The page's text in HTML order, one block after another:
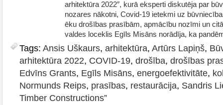
arhitektūra 2022″, kurā eksperti diskutēja par
nozares nākotni, Covid-19 ietekmi uz
ēku drošības prasībām, apmācību nozīmi un
valdes loceklis Egīls Misāns norādīja, ka
Tags: Ansis Uškaurs, arhitektūra, Artūrs Lapiņš,
arhitektūra 2022, COVID-19, drošība, drošības
Edvīns Grants, Egīls Misāns, energoefektivitāte,
Normunds Reips, prasības, restaurācija, Sandris
Timber Constructions”